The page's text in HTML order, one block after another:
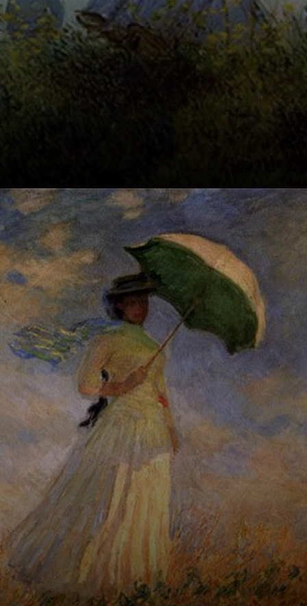
Donna con
Parasole é um
exemplo clássico
do
impressionismo,
capturando a
impressão de um
instante fugaz.